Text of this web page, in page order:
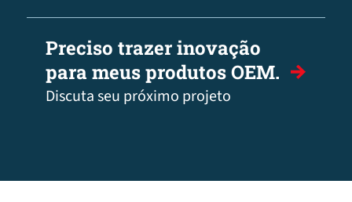
Preciso trazer inovação
para meus produtos OEM.
Discuta seu próximo projeto